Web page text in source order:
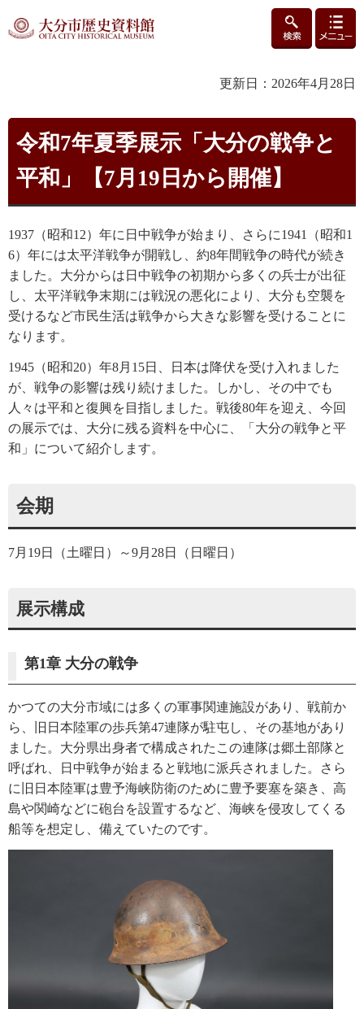
大分市歴史資料館
検索
メニュ
ー
更新日：2026年4月28日
令和7年夏季展示「大分の戦争と
平和」【7月19日から開催】
1937（昭和12）年に日中戦争が始まり、さらに1941（昭和1
6）年には太平洋戦争が開戦し、約8年間戦争の時代が続き
ました。大分からは日中戦争の初期から多くの兵士が出征
し、太平洋戦争末期には戦況の悪化により、大分も空襲を
受けるなど市民生活は戦争から大きな影響を受けることに
なります。
1945（昭和20）年8月15日、日本は降伏を受け入れました
が、戦争の影響は残り続けました。しかし、その中でも
人々は平和と復興を目指しました。戦後80年を迎え、今回
の展示では、大分に残る資料を中心に、「大分の戦争と平
和」について紹介します。
会期
7月19日（土曜日）～9月28日（日曜日）
展示構成
第1章 大分の戦争
かつての大分市域には多くの軍事関連施設があり、戦前か
ら、旧日本陸軍の歩兵第47連隊が駐屯し、その基地があり
ました。大分県出身者で構成されたこの連隊は郷土部隊と
呼ばれ、日中戦争が始まると戦地に派兵されました。さら
に旧日本陸軍は豊予海峡防衛のために豊予要塞を築き、高
島や関崎などに砲台を設置するなど、海峡を侵攻してくる
船等を想定し、備えていたのです。